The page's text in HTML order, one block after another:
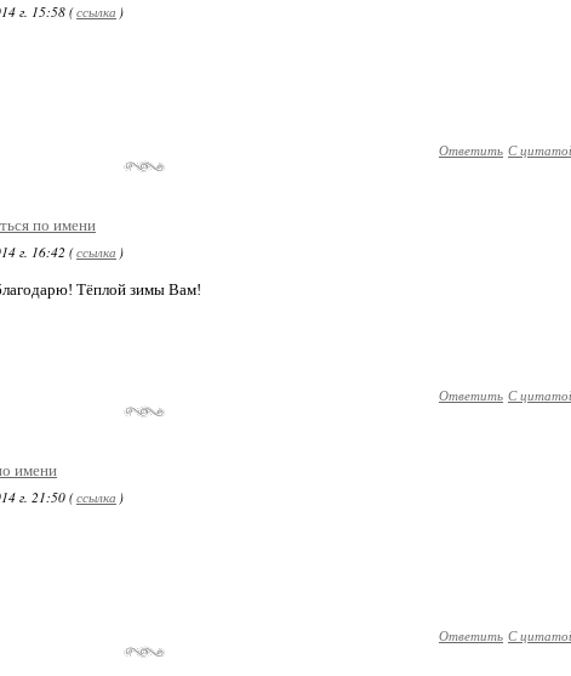
г. 15:58 (ссылка )
Ответить С
по имени
г. 16:42 (ссылка )
Тёплой зимы Вам!
Ответить С
имени
г. 21:50 (ссылка )
Ответить С